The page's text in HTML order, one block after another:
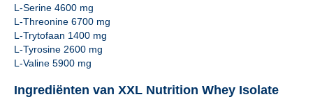
L-Serine 4600 mg
L-Threonine 6700 mg
L-Trytofaan 1400 mg
L-Tyrosine 2600 mg
L-Valine 5900 mg
Ingrediënten van XXL Nutrition Whey Isolate